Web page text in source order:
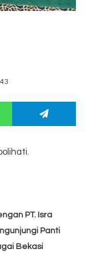
WhatsApp
PT. Isra
Panti
Bekasi